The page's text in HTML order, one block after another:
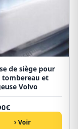
de siège pour
tombereau et
Volvo
€
Voir